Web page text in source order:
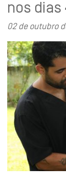
nos dias
02 de outubro